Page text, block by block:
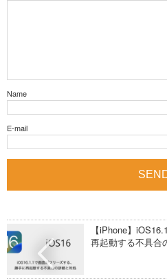
Name
E-mail
【iPhone】
再起動する不具合